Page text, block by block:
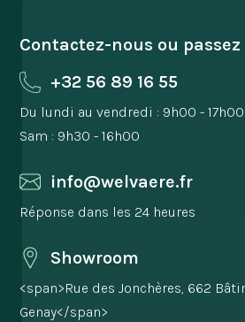
Contactez-nous ou
+32 56 89 16 55
Du lundi au vendredi : 9h00 - 17h00
Sam : 9h30 - 16h00
info@welvaere.fr
Réponse dans les 24 heures
Showroom
<span>Rue des Jonchères, 662
Genay</span>